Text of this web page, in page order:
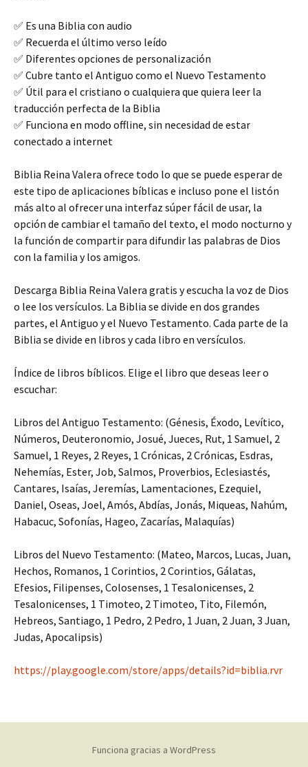
✅ Es una Biblia con audio
✅ Recuerda el último verso leído
✅ Diferentes opciones de personalización
✅ Cubre tanto el Antiguo como el Nuevo Testamento
✅ Útil para el cristiano o cualquiera que quiera leer la
traducción perfecta de la Biblia
✅ Funciona en modo offline, sin necesidad de estar
conectado a internet
Biblia Reina Valera ofrece todo lo que se puede esperar de
este tipo de aplicaciones bíblicas e incluso pone el listón
más alto al ofrecer una interfaz súper fácil de usar, la
opción de cambiar el tamaño del texto, el modo nocturno y
la función de compartir para difundir las palabras de Dios
con la familia y los amigos.
Descarga Biblia Reina Valera gratis y escucha la voz de Dios
o lee los versículos. La Biblia se divide en dos grandes
partes, el Antiguo y el Nuevo Testamento. Cada parte de la
Biblia se divide en libros y cada libro en versículos.
Índice de libros bíblicos. Elige el libro que deseas leer o
escuchar:
Libros del Antiguo Testamento: (Génesis, Éxodo, Levítico,
Números, Deuteronomio, Josué, Jueces, Rut, 1 Samuel, 2
Samuel, 1 Reyes, 2 Reyes, 1 Crónicas, 2 Crónicas, Esdras,
Nehemías, Ester, Job, Salmos, Proverbios, Eclesiastés,
Cantares, Isaías, Jeremías, Lamentaciones, Ezequiel,
Daniel, Oseas, Joel, Amós, Abdías, Jonás, Miqueas, Nahúm,
Habacuc, Sofonías, Hageo, Zacarías, Malaquías)
Libros del Nuevo Testamento: (Mateo, Marcos, Lucas, Juan,
Hechos, Romanos, 1 Corintios, 2 Corintios, Gálatas,
Efesios, Filipenses, Colosenses, 1 Tesalonicenses, 2
Tesalonicenses, 1 Timoteo, 2 Timoteo, Tito, Filemón,
Hebreos, Santiago, 1 Pedro, 2 Pedro, 1 Juan, 2 Juan, 3 Juan,
Judas, Apocalipsis)
https://play.google.com/store/apps/details?id=biblia.rvr
Funciona gracias a WordPress